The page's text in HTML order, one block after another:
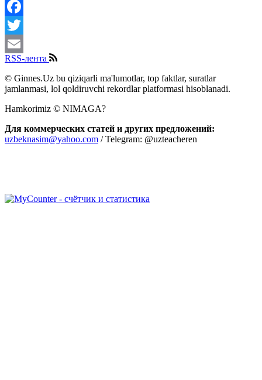
Share
Facebook
Twitter
Email
RSS-лента
© Ginnes.Uz bu qiziqarli ma'lumotlar, top faktlar, suratlar
jamlanmasi, lol qoldiruvchi rekordlar platformasi hisoblanadi.
Hamkorimiz © NIMAGA?
Для коммерческих статей и других предложений:
uzbeknasim@yahoo.com / Telegram: @uzteacheren